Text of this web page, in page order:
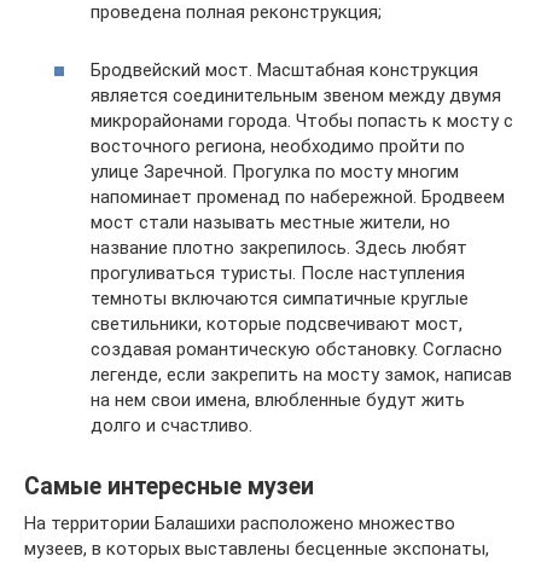
проведена полная реконструкция;
Бродвейский мост. Масштабная конструкция
является соединительным звеном между двумя
микрорайонами города. Чтобы попасть к мосту с
восточного региона, необходимо пройти по
улице Заречной. Прогулка по мосту многим
напоминает променад по набережной. Бродвеем
мост стали называть местные жители, но
название плотно закрепилось. Здесь любят
прогуливаться туристы. После наступления
темноты включаются симпатичные круглые
светильники, которые подсвечивают мост,
создавая романтическую обстановку. Согласно
легенде, если закрепить на мосту замок, написав
на нем свои имена, влюбленные будут жить
долго и счастливо.
Самые интересные музеи
На территории Балашихи расположено множество
музеев, в которых выставлены бесценные экспонаты,